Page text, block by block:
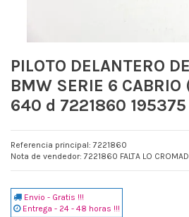
PILOTO DELANTERO
BMW SERIE 6 CABRIO
640 d 7221860 195375
Referencia principal: 7221860
Nota de vendedor: 7221860 FALTA LO
Envio - Gratis !!!
Entrega - 24 - 48 horas !!!